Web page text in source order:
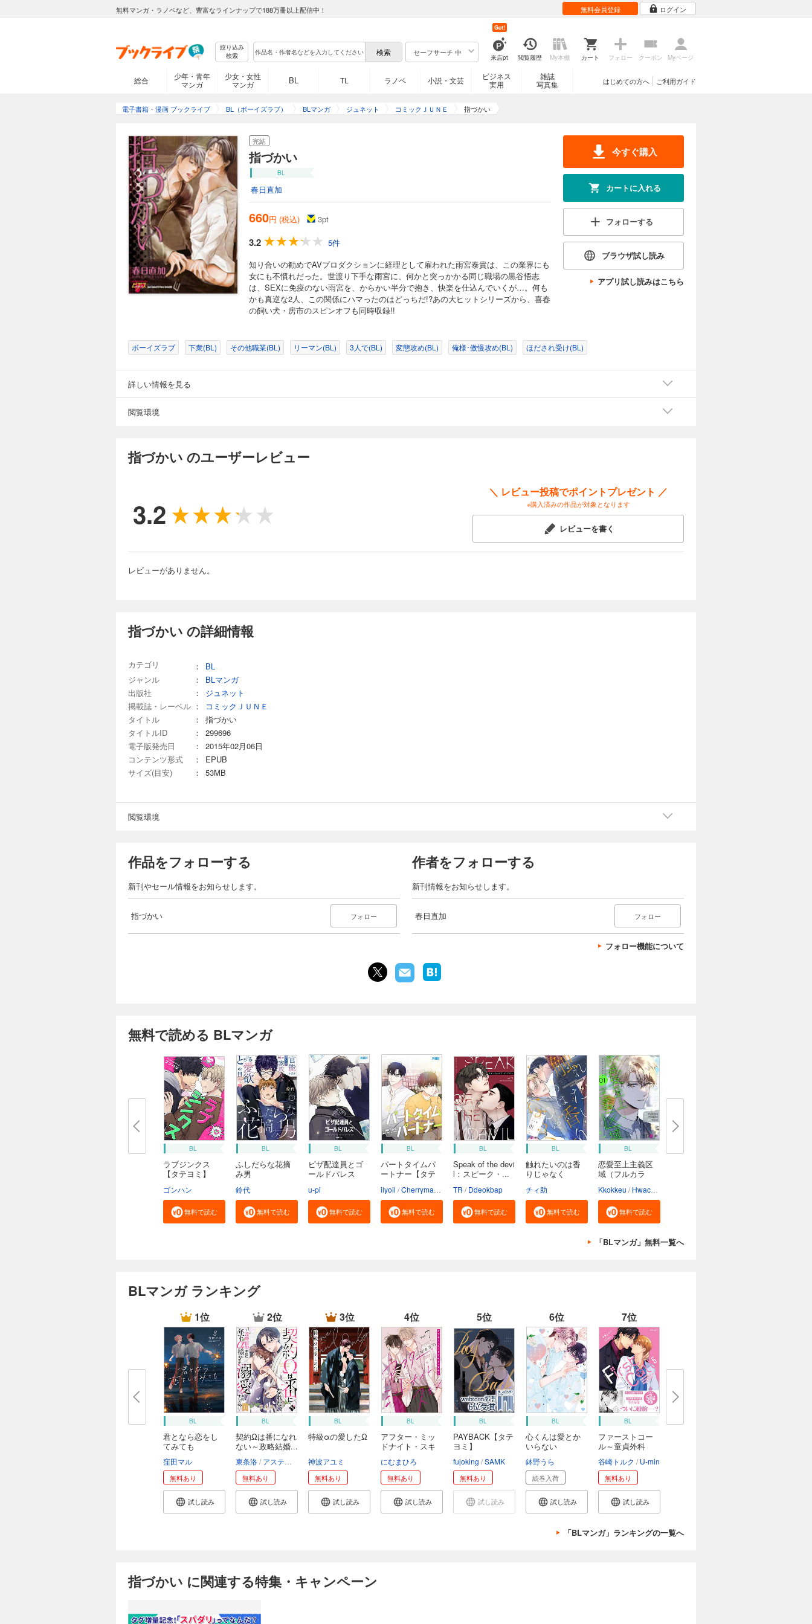
無料マンガ・ラノベなど、豊富なラインナップで188万冊以上配信中！ 無料会員登録 ログイン
絞り込み
検索
セーフサーチ 中
来店pt
Get!
閲覧履歴 My本棚 カート フォロー クーポン Myページ
総合
少年・青年
マンガ
少女・女性
マンガ
BL TL ラノベ 小説・文芸
ビジネス
実用
雑誌
写真集
ご利用ガイド
はじめての方へ
電子書籍・漫画 ブックライブ BL（ボーイズラブ） BLマンガ ジュネット コミックＪＵＮＥ 指づかい
完結
指づかい
BL
春日直加
660円 (税込) 3pt
3.2
5件
知り合いの勧めでAVプロダクションに経理として雇われた雨宮泰貴は、この業界にも
女にも不慣れだった。世渡り下手な雨宮に、何かと突っかかる同じ職場の黒谷悟志
は、SEXに免疫のない雨宮を、からかい半分で抱き、快楽を仕込んでいくが…。何も
かも真逆な2人、この関係にハマったのはどっちだ!?あの大ヒットシリーズから、喜春
の飼い犬・房市のスピンオフも同時収録!!
今すぐ購入
カートに入れる
フォローする
ブラウザ試し読み
アプリ試し読みはこちら
ボーイズラブ 下衆(BL) その他職業(BL) リーマン(BL) 3人で(BL) 変態攻め(BL) 俺様･傲慢攻め(BL) ほだされ受け(BL)
詳しい情報を見る
閲覧環境
指づかい のユーザーレビュー
3.2
＼ レビュー投稿でポイントプレゼント ／
※購入済みの作品が対象となります
レビューを書く
レビューがありません。
指づかい の詳細情報
カテゴリ ：
BL
ジャンル
：
BLマンガ
出版社
：
ジュネット
掲載誌・レーベル ：
コミックＪＵＮＥ
タイトル
：
指づかい
タイトルID
：
299696
電子版発売日
：
2015年02月06日
コンテンツ形式
：
EPUB
サイズ(目安)
： 53MB
閲覧環境
作品をフォローする
新刊やセール情報をお知らせします。
指づかい フォロー
作者をフォローする
新刊情報をお知らせします。
春日直加 フォロー
フォロー機能について
無料で読める BLマンガ
BL
ラブジンクス
【タテヨミ】
ゴンハン
無料で読む
BL
ふしだらな花摘
み男
鈴代
無料で読む
BL
ピザ配達員とゴ
ールドパレス
u-pi
無料で読む
BL
パートタイムパ
ートナー【タテ
ilyoil Cherrymanju
無料で読む
BL
Speak of the devi
l：スピーク・...
TR Ddeokbap
無料で読む
BL
触れたいのは香
りじゃなく
チィ助
無料で読む
BL
恋愛至上主義区
域（フルカラ
Kkokkeu Hwacha
無料で読む
「BLマンガ」無料一覧へ
BLマンガ ランキング
1位
BL
君となら恋をし
てみても
窪田マル
無料あり
試し読み
2位
BL
契約Ωは番になれ
ない～政略結婚...
東条洛 アスティル編集部
無料あり
試し読み
3位
BL
特級αの愛したΩ
神波アユミ
無料あり
試し読み
4位
BL
アフター・ミッ
ドナイト・スキ
にむまひろ
無料あり
試し読み
5位
BL
PAYBACK【タテ
ヨミ】
fujoking SAMK
無料あり
試し読み
6位
BL
心くんは愛とか
いらない
鉢野うら
続巻入荷
試し読み
7位
BL
ファーストコー
ル～童貞外科
谷崎トルク U-min
無料あり
試し読み
「BLマンガ」ランキングの一覧へ
指づかい に関連する特集・キャンペーン